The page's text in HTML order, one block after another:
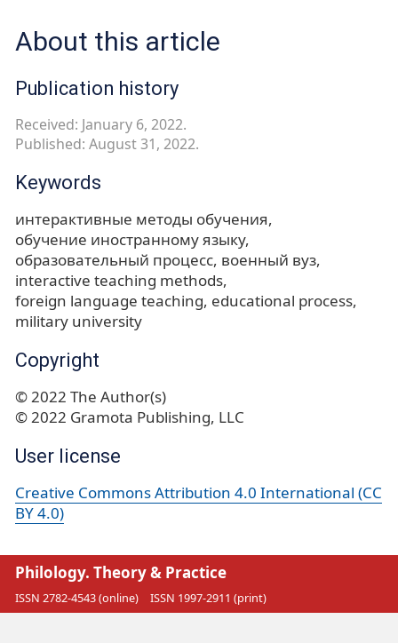
About this article
Publication history
Received: January 6, 2022.
Published: August 31, 2022.
Keywords
интерактивные методы обучения
обучение иностранному языку
образовательный процесс военный вуз
interactive teaching methods
foreign language teaching educational process
military university
Copyright
© 2022 The Author(s)
© 2022 Gramota Publishing, LLC
User license
Creative Commons Attribution 4.0 International (CC
BY 4.0)
Philology. Theory & Practice
ISSN 2782-4543 (online) ISSN 1997-2911 (print)